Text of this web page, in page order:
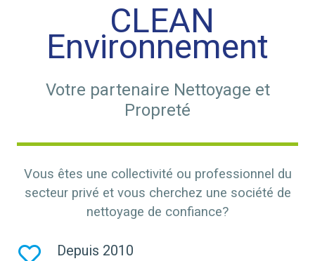
CLEAN
Environnement
Votre partenaire Nettoyage et
Propreté
Vous êtes une collectivité ou professionnel du
secteur privé et vous cherchez une société de
nettoyage de confiance?
Depuis 2010